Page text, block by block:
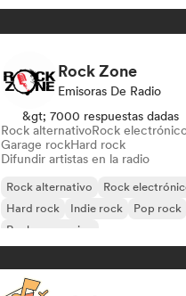
Rock Zone
Emisoras De Radio
&gt; 7000 respuestas dadas
Rock alternativoRock
Garage rockHard rock
Difundir artistas en la radio
Rock alternativo Rock
Hard rock
Indie rock Pop rock
Rock progresivo